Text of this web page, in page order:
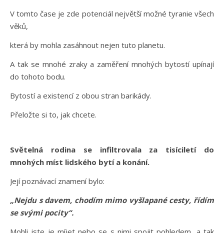
V tomto čase je zde potenciál největší možné tyranie všech
věků,
která by mohla zasáhnout nejen tuto planetu.
A tak se mnohé zraky a zaměření mnohých bytostí upínají
do tohoto bodu.
Bytostí a existencí z obou stran barikády.
Přeložte si to, jak chcete.
Světelná rodina se infiltrovala za tisíciletí do
mnohých míst lidského bytí a konání.
Její poznávací znamení bylo:
„Nejdu s davem, chodím mimo vyšlapané cesty, řídím
se svými pocity“.